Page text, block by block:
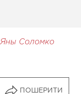
Яны Соломко
ПОШЕРИТИ